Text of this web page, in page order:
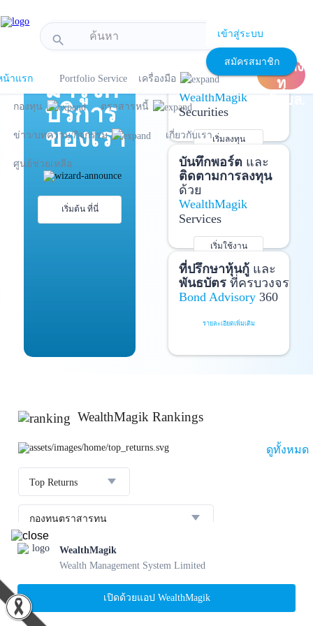
search เข้าสู่ระบบ
สมัครสมาชิก
น้าแรก
Portfolio Service เครื่องมือ
กองทุน ตราสารหนี้
ข่าว/บทความ/กิจกรรม เกี่ยวกับเรา
ศูนย์ช่วยเหลือ
เปิด
บัญชีลง
ทุ
นกับบล.
แนะนำ
มารู้จัก
บริการ
ของเรา
เริ่มต้น ที่นี่
เปิดบัญชี
และ
ลงทุนด้วยตัวเอง
ได้ที่
WealthMagik
Securities
เริ่มลงทุน
รายละเอียดเพิ่มเติม
บันทึกพอร์ตและ
ติดตามการลงทุน
ด้วย
WealthMagik
Services
เริ่มใช้งาน
รายละเอียดเพิ่มเติม
ที่ปรึกษาหุ้นกู้และ
พันธบัตรที่ครบวงจร
Bond Advisory360
รายละเอียดเพิ่มเติม
WealthMagik Rankings
ดูทั้งหมด
Top Returns
กองทุนตราสารทุน
กองทุน บลจ.
1
SCBBANKINGE
23.36 %
WealthMagik
Wealth Management System Limited
เปิดด้วยแอป WealthMagik